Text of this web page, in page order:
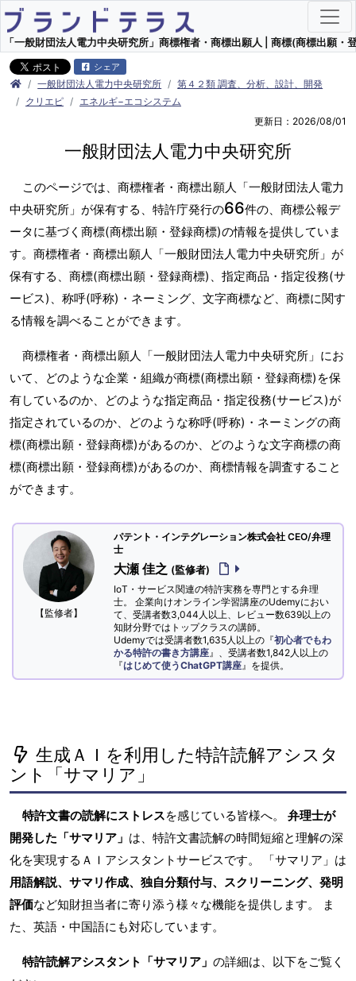
「一般財団法人電力中央研究所」商標権者・商標出願人 | 商標(商標出願・
シェア
一般財団法人電力中央研究所
第４２類 調査、分析、設計、開発
クリエピ
エネルギ−エコシステム
更新日：2026/08/01
一般財団法人電力中央研究所
このページでは、商標権者・商標出願人「一般財団法人電力
中央研究所」が保有する、特許庁発行の66件の、商標公報デ
ータに基づく商標(商標出願・登録商標)の情報を提供していま
す。商標権者・商標出願人「一般財団法人電力中央研究所」が
保有する、商標(商標出願・登録商標)、指定商品・指定役務(サ
ービス)、称呼(呼称)・ネーミング、文字商標など、商標に関す
る情報を調べることができます。
商標権者・商標出願人「一般財団法人電力中央研究所」にお
いて、どのような企業・組織が商標(商標出願・登録商標)を保
有しているのか、どのような指定商品・指定役務(サービス)が
指定されているのか、どのような称呼(呼称)・ネーミングの商
標(商標出願・登録商標)があるのか、どのような文字商標の商
標(商標出願・登録商標)があるのか、商標情報を調査すること
ができます。
【監修者】
パテント・インテグレーション株式会社 CEO/弁理
士
大瀬 佳之 (監修者)
IoT・サービス関連の特許実務を専門とする弁理
士。 企業向けオンライン学習講座のUdemyにおい
て、受講者数3,044人以上、レビュー数639以上の
知財分野ではトップクラスの講師。
Udemyでは受講者数1,635人以上の『初心者でもわ
かる特許の書き方講座 』、受講者数1,842人以上の
『はじめて使うChatGPT講座 』を提供。
生成ＡＩを利用した特許読解アシスタ
ント「サマリア」
特許文書の読解にストレスを感じている皆様へ。 弁理士が
開発した「サマリア」 は、特許文書読解の時間短縮と理解の深
化を実現するＡＩアシスタントサービスです。 「サマリア」は
用語解説、サマリ作成、独自分類付与、スクリーニング、発明
評価など知財担当者に寄り添う様々な機能を提供します。 ま
た、英語・中国語にも対応しています。
特許読解アシスタント「サマリア」 の詳細は、以下をご覧く